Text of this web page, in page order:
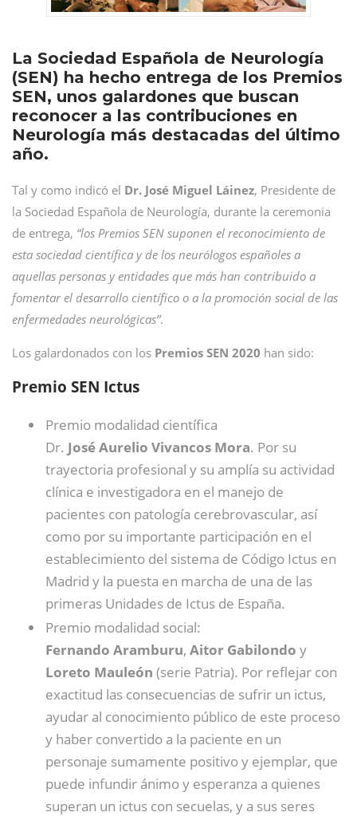
La Sociedad Española de Neurología
(SEN) ha hecho entrega de los Premios
SEN, unos galardones que buscan
reconocer a las contribuciones en
Neurología más destacadas del último
año.
Tal y como indicó el Dr. José Miguel Láinez, Presidente de
la Sociedad Española de Neurología, durante la ceremonia
de entrega, “los Premios SEN suponen el reconocimiento de
esta sociedad científica y de los neurólogos españoles a
aquellas personas y entidades que más han contribuido a
fomentar el desarrollo científico o a la promoción social de las
enfermedades neurológicas”.
Los galardonados con los Premios SEN 2020 han sido:
Premio SEN Ictus
Premio modalidad científica
Dr. José Aurelio Vivancos Mora. Por su
trayectoria profesional y su amplía su actividad
clínica e investigadora en el manejo de
pacientes con patología cerebrovascular, así
como por su importante participación en el
establecimiento del sistema de Código Ictus en
Madrid y la puesta en marcha de una de las
primeras Unidades de Ictus de España.
Premio modalidad social:
Fernando Aramburu, Aitor Gabilondo y
Loreto Mauleón (serie Patria). Por reflejar con
exactitud las consecuencias de sufrir un ictus,
ayudar al conocimiento público de este proceso
y haber convertido a la paciente en un
personaje sumamente positivo y ejemplar, que
puede infundir ánimo y esperanza a quienes
superan un ictus con secuelas, y a sus seres